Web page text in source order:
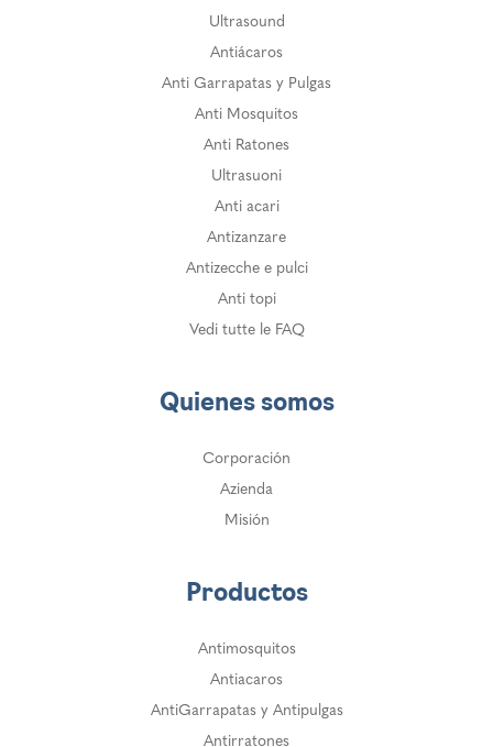
Ultrasound
Antiácaros
Anti Garrapatas y Pulgas
Anti Mosquitos
Anti Ratones
Ultrasuoni
Anti acari
Antizanzare
Antizecche e pulci
Anti topi
Vedi tutte le FAQ
Quienes somos
Corporación
Azienda
Misión
Productos
Antimosquitos
Antiacaros
AntiGarrapatas y Antipulgas
Antirratones